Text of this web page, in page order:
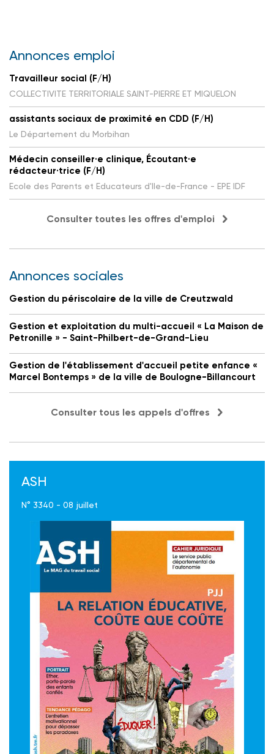
Annonces emploi
Travailleur social (F/H)
COLLECTIVITE TERRITORIALE SAINT-PIERRE ET MIQUELON
assistants sociaux de proximité en CDD (F/H)
Le Département du Morbihan
Médecin conseiller·e clinique, Écoutant·e
rédacteur·trice (F/H)
Ecole des Parents et Educateurs d'Ile-de-France - EPE IDF
Consulter toutes les offres d'emploi
Annonces sociales
Gestion du périscolaire de la ville de Creutzwald
Gestion et exploitation du multi-accueil « La Maison de
Petronille » - Saint-Philbert-de-Grand-Lieu
Gestion de l'établissement d'accueil petite enfance «
Marcel Bontemps » de la ville de Boulogne-Billancourt
Consulter tous les appels d'offres
ASH
N° 3340 - 08 juillet